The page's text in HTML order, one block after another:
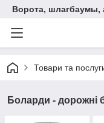
Ворота, шлагбаумы,
Товари та
Боларди - дорожні